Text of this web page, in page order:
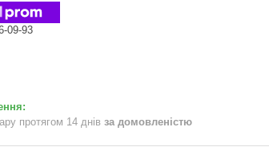
09-93
протягом 14 днів за домовленістю